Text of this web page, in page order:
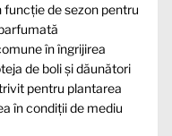
funcție de sezon pentru
în îngrijirea
de boli și dăunători
pentru plantarea
în condiții de mediu